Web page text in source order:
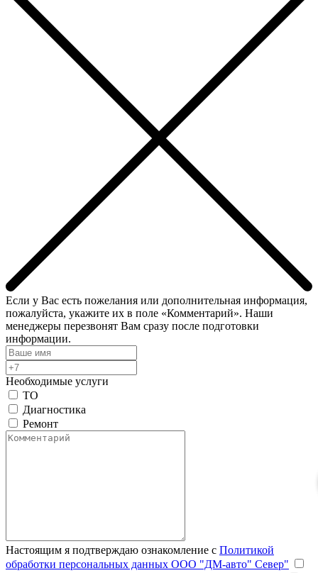
Если у Вас есть пожелания или дополнительная информация,
пожалуйста, укажите их в поле «Комментарий». Наши
менеджеры перезвонят Вам сразу после подготовки
информации.
Необходимые услуги
ТО
Диагностика
Ремонт
Настоящим я подтверждаю ознакомление с Политикой
обработки персональных данных ООО "ДМ-авто" Север"